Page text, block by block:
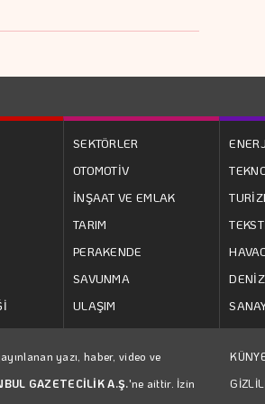
SEKTÖRLER
OTOMOTİV
İNŞAAT VE EMLAK
TARIM
PERAKENDE
SAVUNMA
ULAŞIM
yazı, haber, video ve
GAZETECİLİK A.Ş.'ne aittir. İzin